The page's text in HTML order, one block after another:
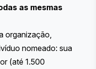
as mesmas
organização,
nomeado: sua
(até 1.500